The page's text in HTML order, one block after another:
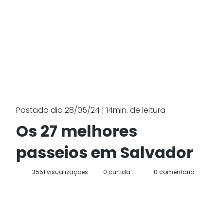
Postado dia 28/05/24 | 14min. de leitura
Os 27 melhores
passeios em Salvador
0 comentário
0 curtida
3551 visualizações